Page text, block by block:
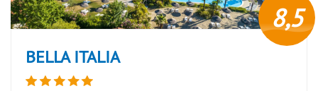
8,5
BELLA ITALIA